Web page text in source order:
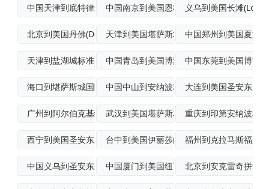
中国天津到底特律航空运输中国南京到美国恩格尔伍德散货船运输
义乌到美国长滩
北京到美国丹佛(Denver)国际快递天津到美国堪萨斯城海空联运中国郑州到美国夏洛
天津到盐湖城标准空运中国青岛到美国博蒙特(Beaumont)
中国东莞到美国博兹
海口到堪萨斯城国际快递中国中山到安纳波利斯国际多式联运
大连到美国圣安东尼
广州到阿尔伯克基经济空运武汉到美国堪萨斯城(KansasCity
重庆到印第安纳波利
西宁到美国圣安东尼奥(SanAntoni台中到美国伊丽莎白(Elizabeth)福州到克拉马斯福尔
中国义乌到圣安东尼奥加急空运中国厦门到美国纽瓦克集装箱运输
北京到安克雷奇拼货